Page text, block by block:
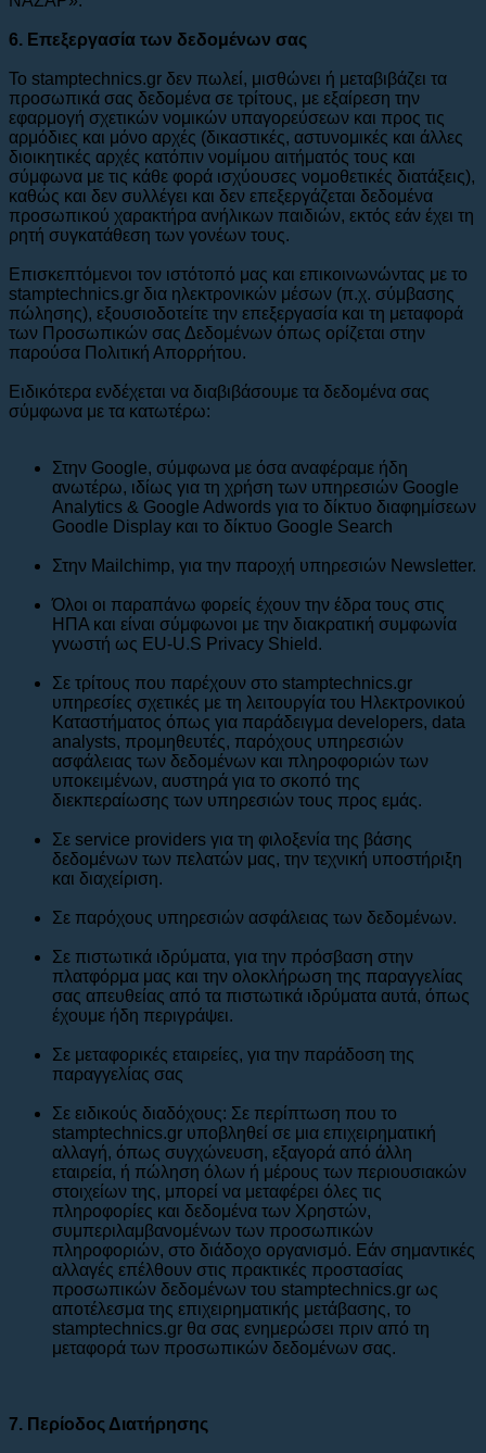
6. Eπεξεργασία των δεδομένων σας
To stamptechnics.gr δεν πωλεί, μισθώνει ή μεταβιβάζει τα
προσωπικά σας δεδομένα σε τρίτους, με εξαίρεση την
εφαρμογή σχετικών νομικών υπαγορεύσεων και προς τις
αρμόδιες και μόνο αρχές (δικαστικές, αστυνομικές και άλλες
διοικητικές αρχές κατόπιν νομίμου αιτήματός τους και
σύμφωνα με τις κάθε φορά ισχύουσες νομοθετικές διατάξεις),
καθώς και δεν συλλέγει και δεν επεξεργάζεται δεδομένα
προσωπικού χαρακτήρα ανήλικων παιδιών, εκτός εάν έχει τη
ρητή συγκατάθεση των γονέων τους.
Επισκεπτόμενοι τον ιστότοπό μας και επικοινωνώντας με το
stamptechnics.gr δια ηλεκτρονικών μέσων (π.χ. σύμβασης
πώλησης), εξουσιοδοτείτε την επεξεργασία και τη μεταφορά
των Προσωπικών σας Δεδομένων όπως ορίζεται στην
παρούσα Πολιτική Απορρήτου.
Ειδικότερα ενδέχεται να διαβιβάσουμε τα δεδομένα σας
σύμφωνα με τα κατωτέρω:
Στην Google, σύμφωνα με όσα αναφέραμε ήδη
ανωτέρω, ιδίως για τη χρήση των υπηρεσιών Google
Analytics & Google Adwords για το δίκτυο διαφημίσεων
Goodle Display και το δίκτυο Google Search
Στην Mailchimp, για την παροχή υπηρεσιών Newsletter.
Όλοι οι παραπάνω φορείς έχουν την έδρα τους στις
ΗΠΑ και είναι σύμφωνοι με την διακρατική συμφωνία
γνωστή ως EU-U.S Privacy Shield.
Σε τρίτους που παρέχουν στο stamptechnics.gr
υπηρεσίες σχετικές με τη λειτουργία του Ηλεκτρονικού
Καταστήματος όπως για παράδειγμα developers, data
analysts, προμηθευτές, παρόχους υπηρεσιών
ασφάλειας των δεδομένων και πληροφοριών των
υποκειμένων, αυστηρά για το σκοπό της
διεκπεραίωσης των υπηρεσιών τους προς εμάς.
Σε service providers για τη φιλοξενία της βάσης
δεδομένων των πελατών μας, την τεχνική υποστήριξη
και διαχείριση.
Σε παρόχους υπηρεσιών ασφάλειας των δεδομένων.
Σε πιστωτικά ιδρύματα, για την πρόσβαση στην
πλατφόρμα μας και την ολοκλήρωση της παραγγελίας
σας απευθείας από τα πιστωτικά ιδρύματα αυτά, όπως
έχουμε ήδη περιγράψει.
Σε μεταφορικές εταιρείες, για την παράδοση της
παραγγελίας σας
Σε ειδικούς διαδόχους: Σε περίπτωση που το
stamptechnics.gr υποβληθεί σε μια επιχειρηματική
αλλαγή, όπως συγχώνευση, εξαγορά από άλλη
εταιρεία, ή πώληση όλων ή μέρους των περιουσιακών
στοιχείων της, μπορεί να μεταφέρει όλες τις
πληροφορίες και δεδομένα των Χρηστών,
συμπεριλαμβανομένων των προσωπικών
πληροφοριών, στο διάδοχο οργανισμό. Εάν σημαντικές
αλλαγές επέλθουν στις πρακτικές προστασίας
προσωπικών δεδομένων του stamptechnics.gr ως
αποτέλεσμα της επιχειρηματικής μετάβασης, το
stamptechnics.gr θα σας ενημερώσει πριν από τη
μεταφορά των προσωπικών δεδομένων σας.
7. Περίοδος Διατήρησης